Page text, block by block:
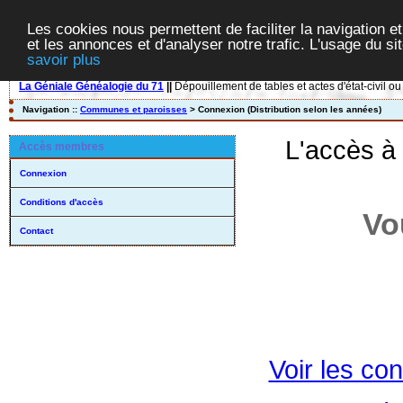
Les cookies nous permettent de faciliter la navigation
et les annonces et d'analyser notre trafic. L'usage du
savoir plus
La Géniale Généalogie du 71 Dépouillement de tables et actes d'état-civil
Navigation :: Communes et paroisses > Connexion (Distribution selon les années)
Accès membres
Connexion
Conditions d'accès
Contact
L'accès
Voir les